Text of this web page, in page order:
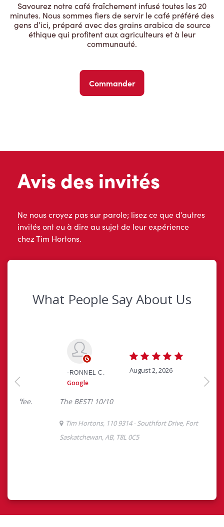
Savourez notre café fraîchement infusé toutes les 20
minutes. Nous sommes fiers de servir le café préféré des
gens d’ici, préparé avec des grains arabica de source
éthique qui profitent aux agriculteurs et à leur
communauté.
Commander
Avis des invités
Ne nous croyez pas sur parole; lisez ce que d’autres
invités ont eu à dire au sujet de leur expérience
chez Tim Hortons.